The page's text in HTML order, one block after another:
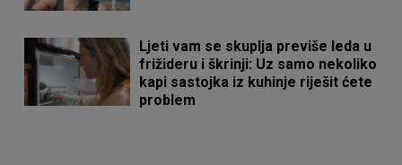
Ljeti vam se skuplja previše leda u
frižideru i škrinji: Uz samo nekoliko
kapi sastojka iz kuhinje riješit ćete
problem